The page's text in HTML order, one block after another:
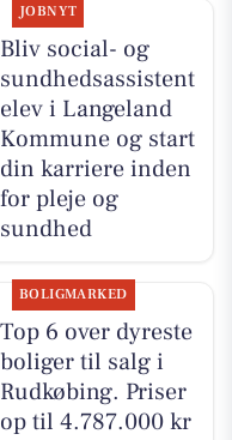
JOBNYT
Bliv social- og
sundhedsassistent
elev i Langeland
Kommune og start
din karriere inden
for pleje og
sundhed
BOLIGMARKED
Top 6 over dyreste
boliger til salg i
Rudkøbing. Priser
op til 4.787.000 kr